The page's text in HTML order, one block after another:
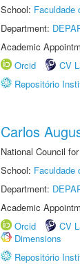
School: Faculdade
Department:
Academic
Orcid
CV
Repositório
Carlos
National Council
School: Faculdade
Department:
Academic
Orcid
CV
Dimensions
Repositório